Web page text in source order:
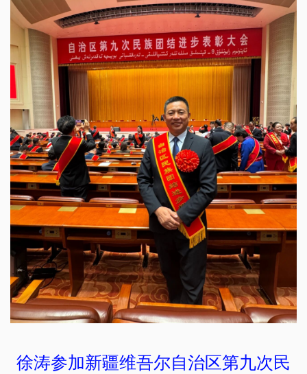
徐涛参加新疆维吾尔自治区第九次民